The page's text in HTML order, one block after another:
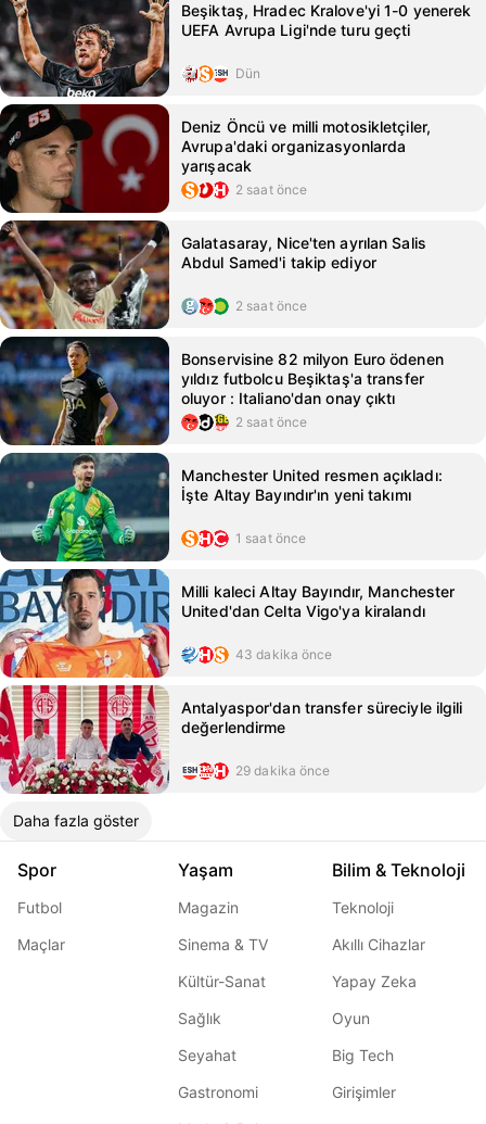
Beşiktaş, Hradec Kralove'yi 1-0 yenerek
UEFA Avrupa Ligi'nde turu geçti
Dün
Deniz Öncü ve milli motosikletçiler,
Avrupa'daki organizasyonlarda
yarışacak
2 saat önce
Galatasaray, Nice'ten ayrılan Salis
Abdul Samed'i takip ediyor
2 saat önce
Bonservisine 82 milyon Euro ödenen
yıldız futbolcu Beşiktaş'a transfer
oluyor : Italiano'dan onay çıktı
2 saat önce
Manchester United resmen açıkladı:
İşte Altay Bayındır'ın yeni takımı
1 saat önce
Milli kaleci Altay Bayındır, Manchester
United'dan Celta Vigo'ya kiralandı
43 dakika önce
Antalyaspor'dan transfer süreciyle ilgili
değerlendirme
29 dakika önce
Daha fazla göster
Spor
Futbol
Maçlar
Yaşam
Magazin
Sinema & TV
Kültür-Sanat
Sağlık
Seyahat
Gastronomi
Bilim & Teknoloji
Teknoloji
Akıllı Cihazlar
Yapay Zeka
Oyun
Big Tech
Girişimler